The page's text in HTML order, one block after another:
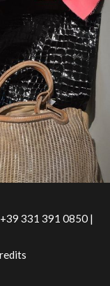
+39 331 391 0850 |